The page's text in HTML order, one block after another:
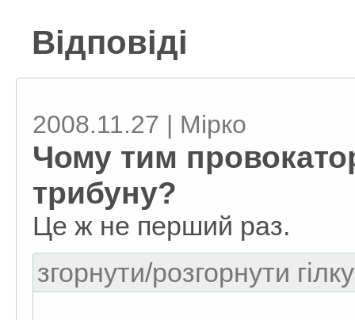
Відповіді
2008.11.27 | Мірко
Чому тим
трибуну?
Це ж не перший раз.
згорнути/розгорнути